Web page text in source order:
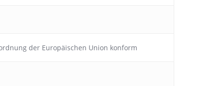
der Europäischen Union konform